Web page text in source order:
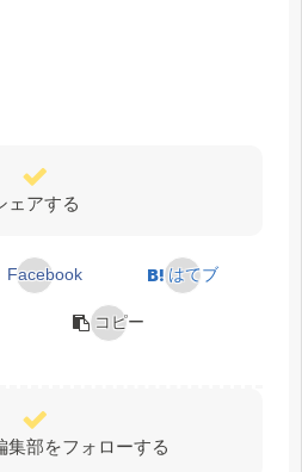
ェアする
Facebook はてブ
コピー
集部をフォローする